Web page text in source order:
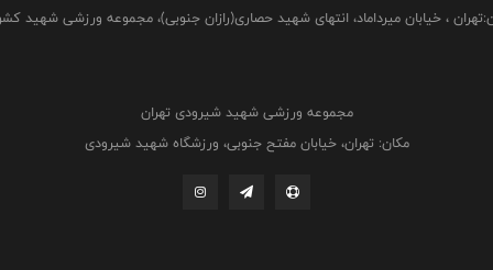
، خیابان میرداماد، انتهای شهید حصاری(رازان جنوبی)، مجموعه ورزشی شهید
مجموعه ورزشی شهید شیرودی تهران
مکان: تهران، خیابان مفتح جنوبی، ورزشگاه شهید شیرودی